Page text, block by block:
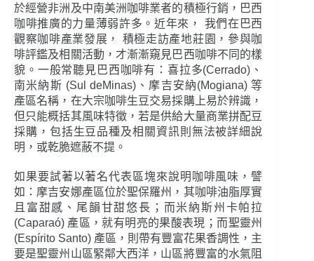
於經營非洲及中南美洲咖啡業者的積極行銷，巴西
咖啡推廣的力量薄弱許多。近年來， 我們在巴西
觀察咖啡產業發展， 積極走訪產地莊園，參與咖
啡評鑑及相關活動，才漸漸窺見巴西咖啡不同的樣
貌。一般常聽見巴西咖啡有：喜拉多(Cerrado)、
南米納斯 (Sul deMinas)、摩吉安納(Mogiana) 等
產區名稱，在大宗咖啡生豆交易採購上易於辨識，
但只能概括其風味特徵，若是供給大量商業拼配豆
採購，包括生豆品種及相關資訊則無法被詳細說
明，或乾脆遮蔽不提。
如果要試著以著名代表區塊來說明咖啡風味，譬
如：摩吉安娜產區位於聖保羅州，其咖啡油脂厚實
且富甜感、尾韻甘甜悠長；而米納斯州卡帕拉
(Caparaó) 產區，就有明亮的果酸表現；而聖靈州
(Espírito Santo) 產區，則帶有豐富花果香調性，主
要是聖靈州山區緊鄰大西洋，山區將豐富的水氣阻